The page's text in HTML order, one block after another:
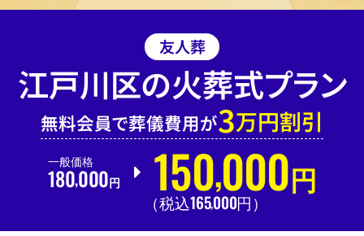
友人葬
江戸川区の火葬式プラン
無料会員で葬儀費用が3万円割引
一般価格
180,000 円 150,000 円
（税込165,000円 ）